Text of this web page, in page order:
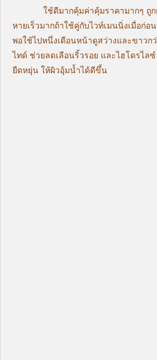
ใช้ดีมากคุ้มค่าคุ้มราคามากๆ ถูกแ
หายเร็วมากถ้าใช้คู่กับไวท์เมนนิ่งเมื่อก่
พอใช้ไปหนึ่งเดือนหน้าดูสว่างและขาวก
ไทด์ ช่วยลดเลือนริ้วรอย และไฮโดรไล
ยืดหยุ่น ให้ผิวอุ้มน้ำได้ดีขึ้น